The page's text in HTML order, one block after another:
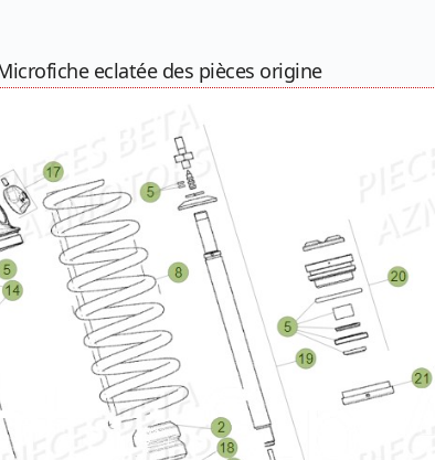
eclatée des pièces origine